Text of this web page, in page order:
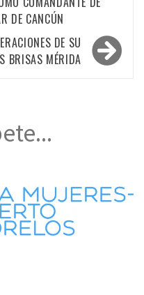
DE CANCÚN
DE SU
BRISAS MÉRIDA